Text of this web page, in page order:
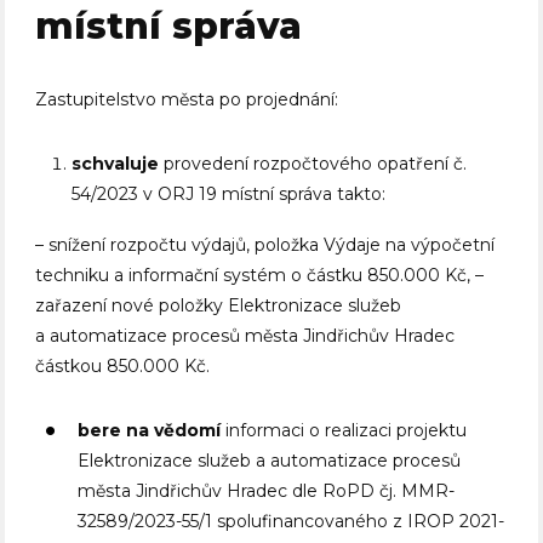
místní správa
Zastupitelstvo města po projednání:
schvalujeprovedení rozpočtového opatření č.
54/2023 v ORJ 19 místní správa takto:
– snížení rozpočtu výdajů, položka Výdaje na výpočetní
techniku a informační systém o částku 850.000 Kč, –
zařazení nové položky Elektronizace služeb
a automatizace procesů města Jindřichův Hradec
částkou 850.000 Kč.
bere na vědomí informaci o realizaci projektu
Elektronizace služeb a automatizace procesů
města Jindřichův Hradec dle RoPD čj. MMR-
32589/2023-55/1 spolufinancovaného z IROP 2021-